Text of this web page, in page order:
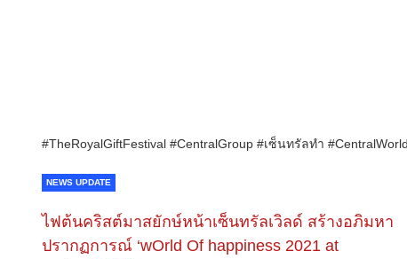
#TheRoyalGiftFestival #CentralGroup #เซ็นทรัลทำ
NEWS UPDATE
ไฟต้นคริสต์มาสยักษ์หน้าเซ็นทรัลเวิลด์ สร้างอภิมหา
ปรากฏการณ์ ‘wOrld Of happiness 2021 at